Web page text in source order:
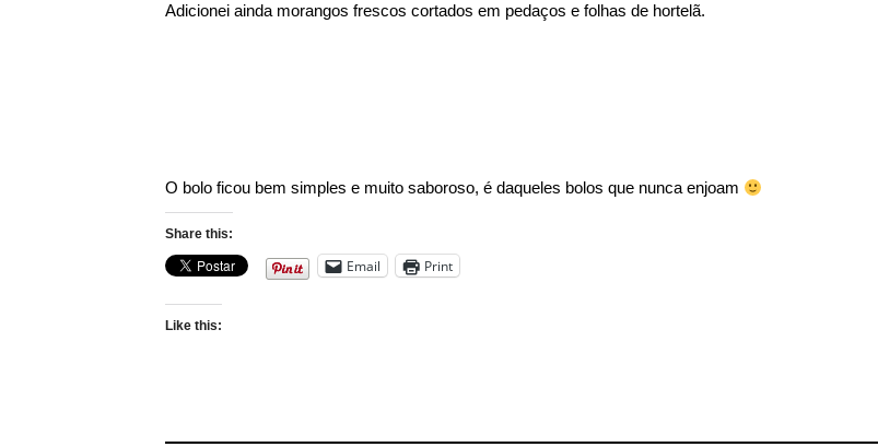
Adicionei ainda morangos frescos cortados em pedaços e folhas de hortelã.
O bolo ficou bem simples e muito saboroso, é daqueles bolos que nunca enjoam
Share this:
Email Print
Like this: